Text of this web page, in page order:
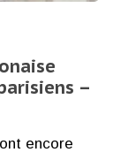
–
encore